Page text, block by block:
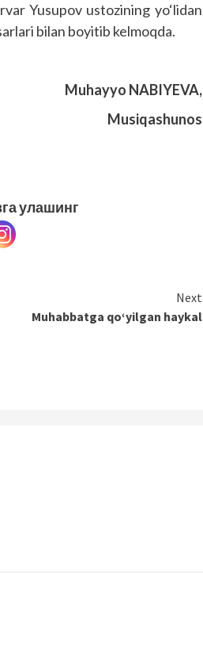
Yusupov ustozining yo‘lidan
bilan boyitib kelmoqda.
Muhayyo NABIYEVA,
Musiqashunos
улашинг
Next
Muhabbatga qo‘yilgan haykal